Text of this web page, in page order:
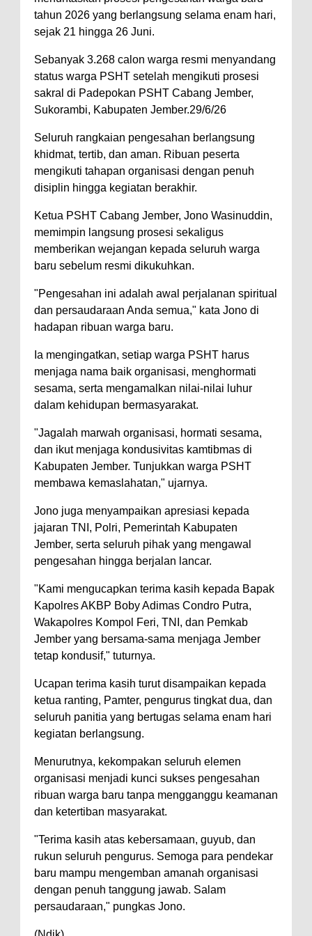
tahun 2026 yang berlangsung selama enam hari,
sejak 21 hingga 26 Juni.
Sebanyak 3.268 calon warga resmi menyandang
status warga PSHT setelah mengikuti prosesi
sakral di Padepokan PSHT Cabang Jember,
Sukorambi, Kabupaten Jember.29/6/26
Seluruh rangkaian pengesahan berlangsung
khidmat, tertib, dan aman. Ribuan peserta
mengikuti tahapan organisasi dengan penuh
disiplin hingga kegiatan berakhir.
Ketua PSHT Cabang Jember, Jono Wasinuddin,
memimpin langsung prosesi sekaligus
memberikan wejangan kepada seluruh warga
baru sebelum resmi dikukuhkan.
"Pengesahan ini adalah awal perjalanan spiritual
dan persaudaraan Anda semua," kata Jono di
hadapan ribuan warga baru.
Ia mengingatkan, setiap warga PSHT harus
menjaga nama baik organisasi, menghormati
sesama, serta mengamalkan nilai-nilai luhur
dalam kehidupan bermasyarakat.
"Jagalah marwah organisasi, hormati sesama,
dan ikut menjaga kondusivitas kamtibmas di
Kabupaten Jember. Tunjukkan warga PSHT
membawa kemaslahatan," ujarnya.
Jono juga menyampaikan apresiasi kepada
jajaran TNI, Polri, Pemerintah Kabupaten
Jember, serta seluruh pihak yang mengawal
pengesahan hingga berjalan lancar.
"Kami mengucapkan terima kasih kepada Bapak
Kapolres AKBP Boby Adimas Condro Putra,
Wakapolres Kompol Feri, TNI, dan Pemkab
Jember yang bersama-sama menjaga Jember
tetap kondusif," tuturnya.
Ucapan terima kasih turut disampaikan kepada
ketua ranting, Pamter, pengurus tingkat dua, dan
seluruh panitia yang bertugas selama enam hari
kegiatan berlangsung.
Menurutnya, kekompakan seluruh elemen
organisasi menjadi kunci sukses pengesahan
ribuan warga baru tanpa mengganggu keamanan
dan ketertiban masyarakat.
"Terima kasih atas kebersamaan, guyub, dan
rukun seluruh pengurus. Semoga para pendekar
baru mampu mengemban amanah organisasi
dengan penuh tanggung jawab. Salam
persaudaraan," pungkas Jono.